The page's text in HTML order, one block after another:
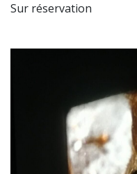
Sur réservation